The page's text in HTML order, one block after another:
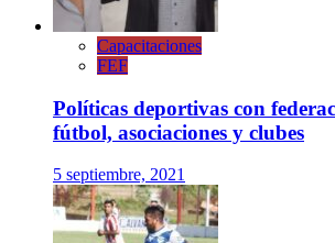
Capacitaciones
FEF
Políticas deportivas con
fútbol, asociaciones y clubes
5 septiembre, 2021